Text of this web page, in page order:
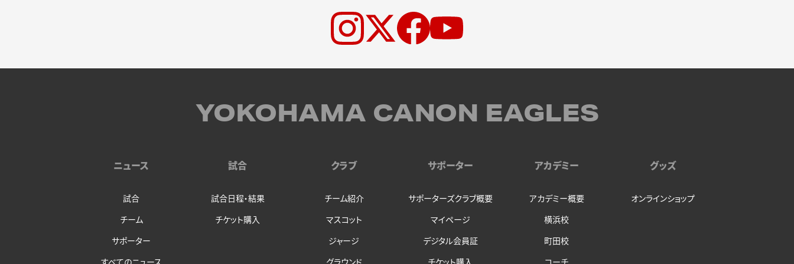
YOKOHAMA CANON EAGLES
ニュース
試合
チーム
サポーター
試合
試合日程・結果
チケット購入
クラブ
チーム紹介
マスコット
ジャージ
サポーター
サポーターズクラブ概要
マイページ
デジタル会員証
アカデミー
アカデミー概要
横浜校
町田校
グッズ
オンラインショップ